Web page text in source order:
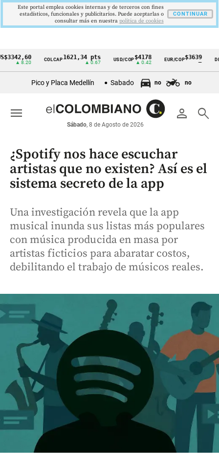
Cintillo
económicos
Colombia
COLCAP1621,34 pts USD/COP$4178
▲ 0.42
EUR/COP$3639
—
Pico y Placa Medellín Sabado no no
person search
Sábado, 8 de Agosto de 2026
menu
¿Spotify nos hace escuchar
artistas que no existen? Así es el
sistema secreto de la app
Una investigación revela que la app
musical inunda sus listas más populares
con música producida en masa por
artistas ficticios para abaratar costos,
debilitando el trabajo de músicos reales.
Este portal emplea cookies internas y de terceros con fines
estadísticos, funcionales y publicitarios. Puede aceptarlas o
consultar más en nuestra politica de cookies
CONTINUAR